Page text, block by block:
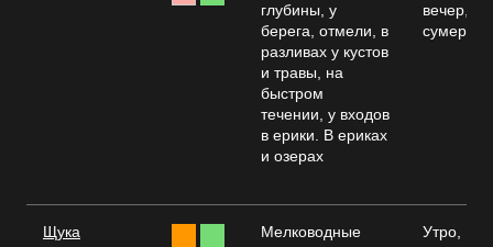
глубины, у
берега, отмели, в
разливах у кустов
и травы, на
быстром
течении, у входов
в ерики. В ериках
и озерах
вечер,
сумерки
Щука
Мелководные
Утро,